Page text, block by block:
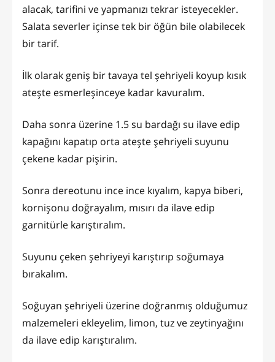
alacak, tarifini ve yapmanızı tekrar isteyecekler.
Salata severler içinse tek bir öğün bile olabilecek
bir tarif.
İlk olarak geniş bir tavaya tel şehriyeli koyup kısık
ateşte esmerleşinceye kadar kavuralım.
Daha sonra üzerine 1.5 su bardağı su ilave edip
kapağını kapatıp orta ateşte şehriyeli suyunu
çekene kadar pişirin.
Sonra dereotunu ince ince kıyalım, kapya biberi,
kornişonu doğrayalım, mısırı da ilave edip
garnitürle karıştıralım.
Suyunu çeken şehriyeyi karıştırıp soğumaya
bırakalım.
Soğuyan şehriyeli üzerine doğranmış olduğumuz
malzemeleri ekleyelim, limon, tuz ve zeytinyağını
da ilave edip karıştıralım.